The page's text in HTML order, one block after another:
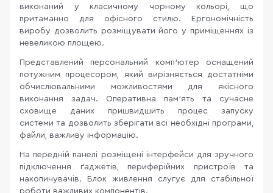
виконаний у класичному чорному кольорі, що
притаманно для офісного стилю. Ергономічність
виробу дозволить розміщувати його у приміщеннях із
невеликою площею.
Представлений персональний комп'ютер оснащений
потужним процесором, який вирізняється достатніми
обчислювальними можливостями для якісного
виконання задач. Оперативна пам'ять та сучасне
сховище даних пришвидшить процес запуску
системи та дозволить зберігати всі необхідні програми,
файли, важливу інформацію.
На передній панелі розміщені інтерфейси для зручного
підключення ґаджетів, периферійних пристроїв та
накопичувачів. Блок живлення слугує для стабільної
роботи важливих компонентів.